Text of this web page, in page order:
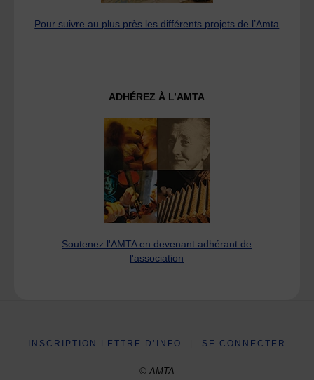
Pour suivre au plus près les différents projets de l’Amta
ADHÉREZ À L’AMTA
Soutenez l'AMTA en devenant adhérant de
l'association
INSCRIPTION LETTRE D’INFO SE CONNECTER
© AMTA